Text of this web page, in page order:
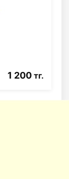
1 200 тг.